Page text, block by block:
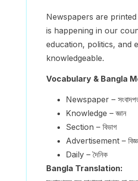
Newspapers are
is happening in our
education, politics, and
knowledgeable.
Vocabulary & Bangla
Newspaper –
Knowledge – জ্ঞান
Section – বিভাগ
Advertisement –
Daily – দৈনিক
Bangla Translation: